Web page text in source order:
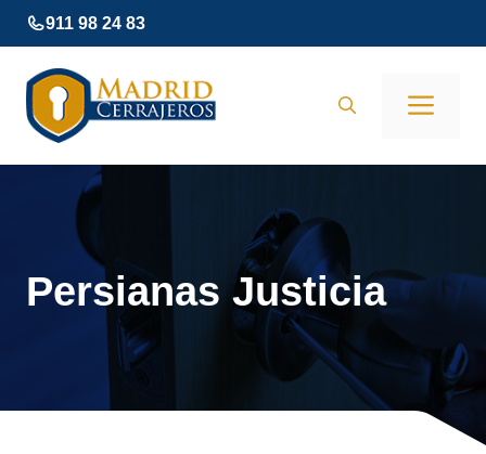
Saltar
al
contenido
911 98 24 83
Persianas Justicia